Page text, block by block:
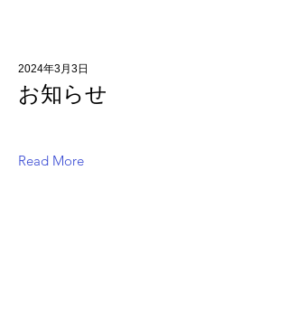
2024年3月3日
お知らせ
Read More